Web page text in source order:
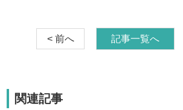
< 前へ 記事一覧へ
関連記事